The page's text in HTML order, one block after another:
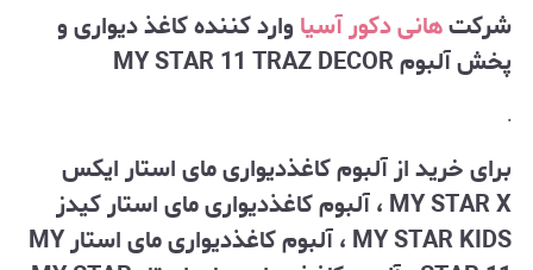
شرکتهانی دکور آسیا وارد کننده کاغذ دیواری و
پخش آلبوم MY STAR 11 TRAZ DECOR
.
برای خرید از آلبوم کاغذدیواری مای استار ایکس
MY STAR X ، آلبوم کاغذدیواری مای استار کیدز
MY STAR KIDS ، آلبوم کاغذدیواری مای استار MY